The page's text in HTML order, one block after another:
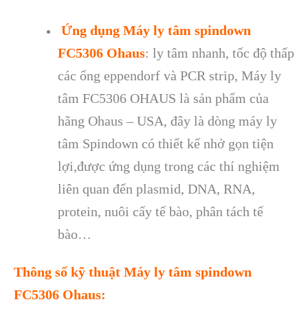
Ứng dụngMáy ly tâm spindown
FC5306 Ohaus: ly tâm nhanh, tốc độ thấp
các ống eppendorf và PCR strip, Máy ly
tâm FC5306 OHAUS là sản phẩm của
hãng Ohaus – USA, đây là dòng máy ly
tâm Spindown có thiết kế nhở gọn tiện
lợi,được ứng dụng trong các thí nghiệm
liên quan đến plasmid, DNA, RNA,
protein, nuôi cấy tế bào, phân tách tế
bào…
Thông số kỹ thuật Máy ly tâm spindown
FC5306 Ohaus: